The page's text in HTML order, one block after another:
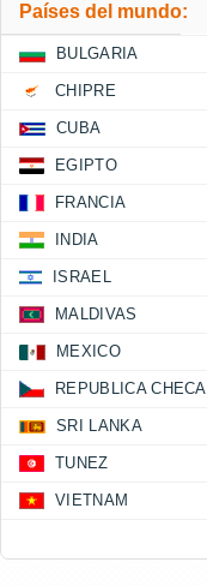
Países del mundo:
BULGARIA
CHIPRE
CUBA
EGIPTO
FRANCIA
INDIA
ISRAEL
MALDIVAS
MEXICO
REPUBLICA CHECA
SRI LANKA
TUNEZ
VIETNAM